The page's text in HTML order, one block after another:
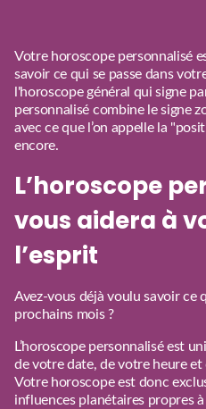
Votre horoscope personnalisé
savoir ce qui se passe dans
l'horoscope général qui signe
personnalisé combine le signe
avec ce que l’on appelle la
encore.
L’horoscope
vous aidera à
l’esprit
Avez-vous déjà voulu savoir ce
prochains mois ?
L’horoscope personnalisé est
de votre date, de votre heure et
Votre horoscope est donc
influences planétaires propres